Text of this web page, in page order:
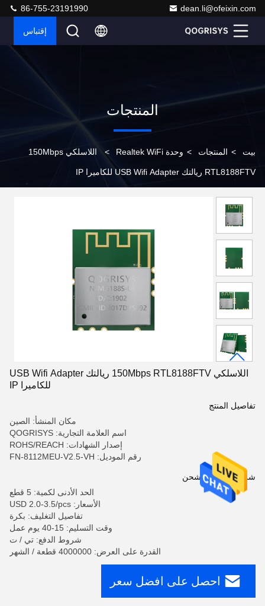
dean.li@ofeixin.com
86-755-23191990
إقتباس
المنتجات
بيت > المنتجات > وحدة Realtek WiFi > اللاسلكي 150Mbps
RTL8188FTV ريالتك USB Wifi Adapter للكاميرا IP
اللاسلكي 150Mbps RTL8188FTV ريالتك USB Wifi Adapter
للكاميرا IP
تفاصيل المنتج
مكان المنشأ: الصين
اسم العلامة التجارية: QOGRISYS
إصدار الشهادات: ROHS/REACH
رقم الموديل: FN-8112MEU-V2.5-VH
شروط الدفع والشحن
الحد الأدنى لكمية: 5 قطع
الأسعار: USD 2.0-3.5/pcs
تفاصيل التغليف: بكرة
وقت التسليم: 15-40 يوم عمل
شروط الدفع: تي / ت
القدرة على العرض: 4000000 قطعة / الشهر
احصل على افضل سعر